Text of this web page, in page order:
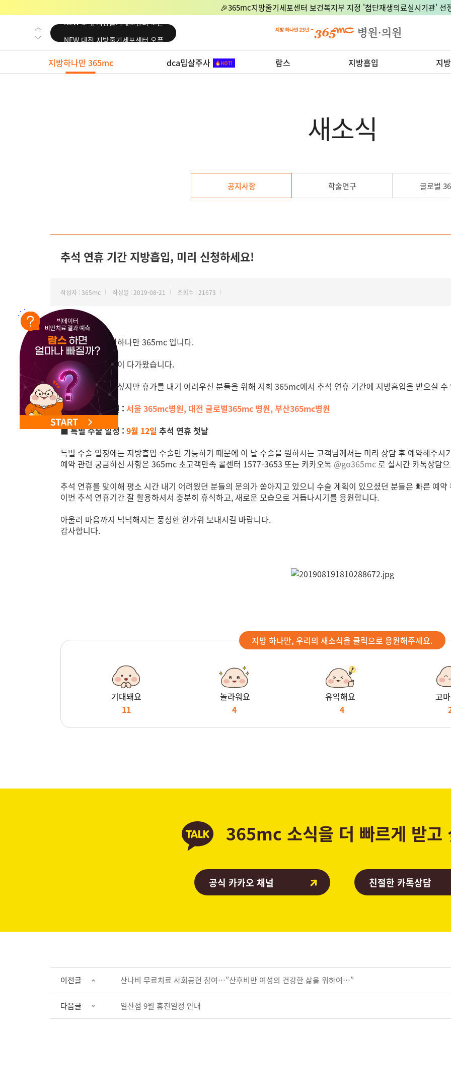
🎉365mc지방줄기세포센터 보건복지부 지정 '첨단재생의료실시기관' 선
NEW 교대 지방줄기세포센터 오픈
NEW 노원 지방줄기세포센터 오픈
NEW 미국 LA점 오픈
지방하나만 365mc dca밉살주사 람스 지방흡입 지
새소식
공지사항 학술연구 글로벌
추석 연휴 기간 지방흡입, 미리 신청하세요!
작성자 : 365mc 작성일 : 2019-08-21 조회수 : 21673
안녕하세요. 비만하나만 365mc 입니다.
민족 대명절 추석이 다가왔습니다.
지방흡입은 하고 싶지만 휴가를 내기 어려우신 분들을 위해 저희 365mc에서 추석 연휴 기간에 지방흡입을 받으실
■ 지방 흡입 병원 : 서울 365mc병원, 대전 글로벌365mc 병원, 부산365mc병원
■ 특별 수술 일정 : 9월 12일 추석 연휴 첫날
특별 수술 일정에는 지방흡입 수술만 가능하기 때문에 이 날 수술을 원하시는 고객님께서는 미리 상담 후 예약해주시
예약 관련 궁금하신 사항은 365mc 초고객만족 콜센터 1577-3653 또는 카카오톡 @go365mc로 실시간 카톡상담
추석 연휴를 맞이해 평소 시간 내기 어려웠던 분들의 문의가 쏟아지고 있으니 수술 계획이 있으셨던 분들은 빠른 예
이번 추석 연휴기간 잘 활용하셔서 충분히 휴식하고, 새로운 모습으로 거듭나시기를 응원합니다.
아울러 마음까지 넉넉해지는 풍성한 한가위 보내시길 바랍니다.
감사합니다.
지방 하나만, 우리의 새소식을 클릭으로 응원해주세요.
기대돼요
11
놀라워요
4
유익해요
4
고
365mc 소식을 더 빠르게 받고
공식 카카오 채널 친절한 카톡상담
이전글 산나비 무료치료 사회공헌 참여…”산후비만 여성의 건강한 삶을 위하여…”
다음글 일산점 9월 휴진일정 안내